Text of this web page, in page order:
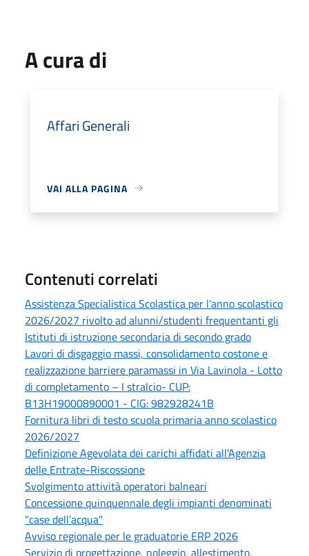
A cura di
Affari Generali
VAI ALLA PAGINA
Contenuti correlati
Assistenza Specialistica Scolastica per l’anno scolastico
2026/2027 rivolto ad alunni/studenti frequentanti gli
Istituti di istruzione secondaria di secondo grado
Lavori di disgaggio massi, consolidamento costone e
realizzazione barriere paramassi in Via Lavinola - Lotto
di completamento – I stralcio- CUP:
B13H19000890001 - CIG: 982928241B
Fornitura libri di testo scuola primaria anno scolastico
2026/2027
Definizione Agevolata dei carichi affidati all'Agenzia
delle Entrate-Riscossione
Svolgimento attività operatori balneari
Concessione quinquennale degli impianti denominati
"case dell’acqua"
Avviso regionale per le graduatorie ERP 2026
Servizio di progettazione, noleggio, allestimento,